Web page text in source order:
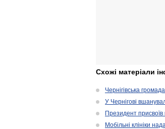
Схожі матеріали
Чернігівська
У Чернігові
Президент
Мобільні клініки